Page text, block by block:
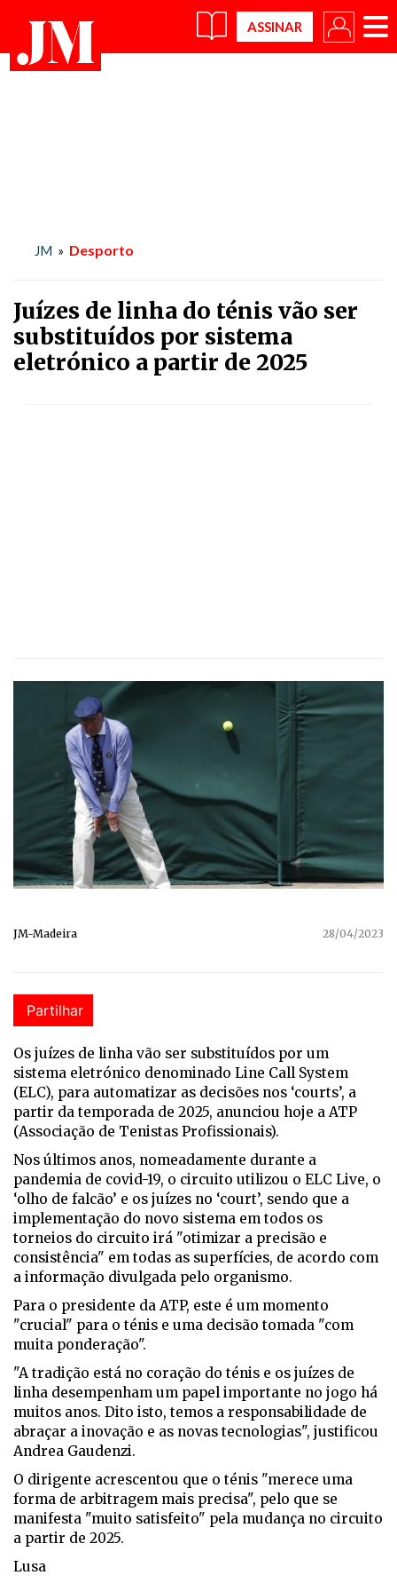
×
JM » Desporto
Juízes de linha do ténis vão ser
substituídos por sistema
eletrónico a partir de 2025
JM-Madeira 28/04/2023
Partilhar
Os juízes de linha vão ser substituídos por um
sistema eletrónico denominado Line Call System
(ELC), para automatizar as decisões nos ‘courts’, a
partir da temporada de 2025, anunciou hoje a ATP
(Associação de Tenistas Profissionais).
Nos últimos anos, nomeadamente durante a
pandemia de covid-19, o circuito utilizou o ELC Live, o
‘olho de falcão’ e os juízes no ‘court’, sendo que a
implementação do novo sistema em todos os
torneios do circuito irá "otimizar a precisão e
consistência" em todas as superfícies, de acordo com
a informação divulgada pelo organismo.
Para o presidente da ATP, este é um momento
"crucial" para o ténis e uma decisão tomada "com
muita ponderação".
"A tradição está no coração do ténis e os juízes de
linha desempenham um papel importante no jogo há
muitos anos. Dito isto, temos a responsabilidade de
abraçar a inovação e as novas tecnologias", justificou
Andrea Gaudenzi.
O dirigente acrescentou que o ténis "merece uma
forma de arbitragem mais precisa", pelo que se
manifesta "muito satisfeito" pela mudança no circuito
a partir de 2025.
Lusa